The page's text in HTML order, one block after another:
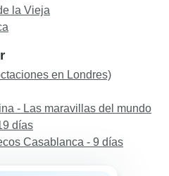
la Vieja
en Londres)
- Las maravillas del mundo
días
Casablanca - 9 días